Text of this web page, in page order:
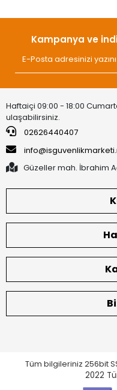
Kampanya ve
Haftaiçi 09:00 - 18:00
ulaşabilirsiniz.
02626440407
Güzeller mah. İbrahim
Tüm bilgileriniz 256bit
2022